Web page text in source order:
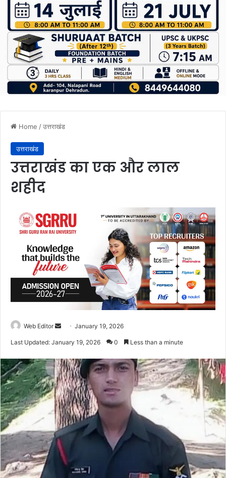
Home /उत्तराखंड
उत्तराखंड
उत्तराखंड का एक और लाल
शहीद
Web Editor
d
a
n
e
m
a
i
l
January 19, 2026
Last Updated: January 19, 2026 0 Less than a minute